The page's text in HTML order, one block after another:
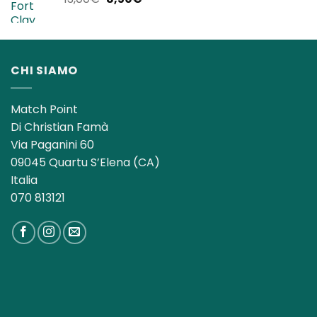
era:
è:
CHI SIAMO
Match Point
Di Christian Famà
Via Paganini 60
09045 Quartu S’Elena (CA)
Italia
070 813121